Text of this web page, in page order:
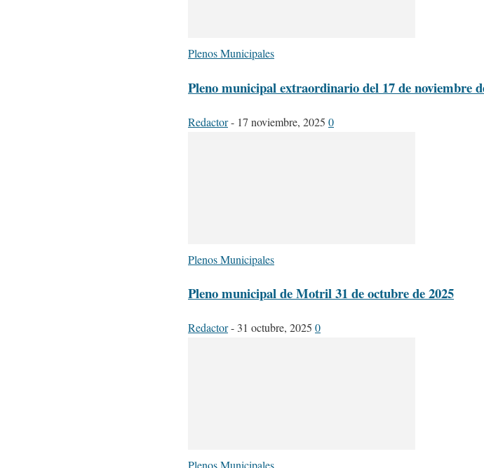
Plenos Municipales
Pleno municipal extraordinario del 17 de noviembre
Redactor- 17 noviembre, 2025 0
Plenos Municipales
Pleno municipal de Motril 31 de octubre de 2025
Redactor- 31 octubre, 2025 0
Plenos Municipales